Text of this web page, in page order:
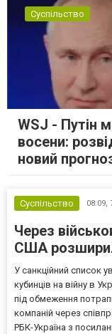
Суспільство
WSJ - Путін
восени:
новий
Суспільство 08:09,
Через
США
У санкційний список
кубинців на війну в
під обмеження
компаній через
РБК-Україна з